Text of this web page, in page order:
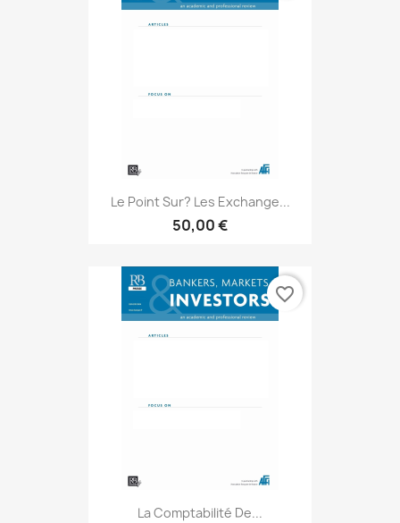
Le Point Sur? Les Exchange...
50,00 €
La Comptabilité De...
favorite_border